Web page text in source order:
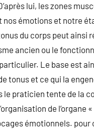
lui, les zones
émotions et notre
du corps peut ainsi
ancien ou le
particulier. Le base est
tonus et ce qui la
le praticien tente de la
de l’organe
émotionnels. pour